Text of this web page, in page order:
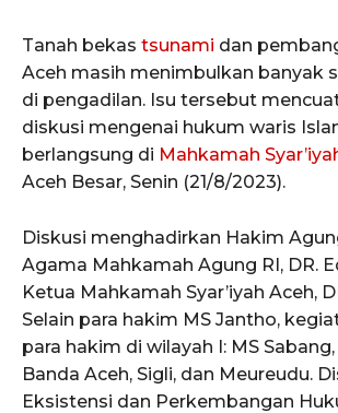
Tanah bekas tsunami dan
Aceh masih menimbulkan banyak
di pengadilan. Isu tersebut
diskusi mengenai hukum waris
berlangsung di Mahkamah
Aceh Besar, Senin (21/8/2023).
Diskusi menghadirkan Hakim
Agama Mahkamah Agung RI, DR.
Ketua Mahkamah Syar’iyah Aceh,
Selain para hakim MS Jantho,
para hakim di wilayah I: MS
Banda Aceh, Sigli, dan Meureudu.
Eksistensi dan Perkembangan